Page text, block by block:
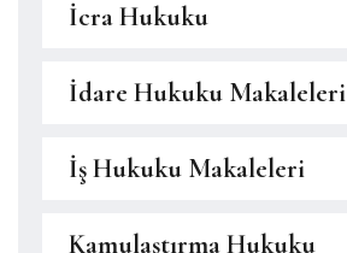
İcra Hukuku
İdare Hukuku Makaleleri
İş Hukuku Makaleleri
Kamulaştırma Hukuku